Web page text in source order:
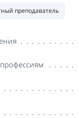
преподаватель